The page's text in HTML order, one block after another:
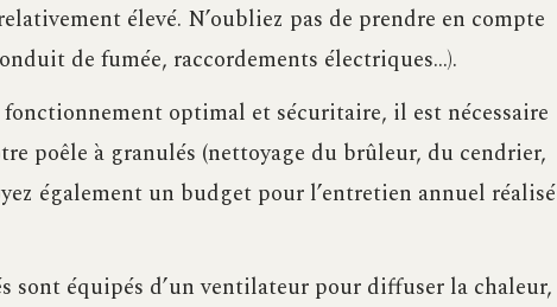
élevé. N’oubliez pas de prendre en compte
de fumée, raccordements électriques…).
optimal et sécuritaire, il est nécessaire
poêle à granulés (nettoyage du brûleur, du cendrier,
également un budget pour l’entretien annuel réalisé
sont équipés d’un ventilateur pour diffuser la chaleur,